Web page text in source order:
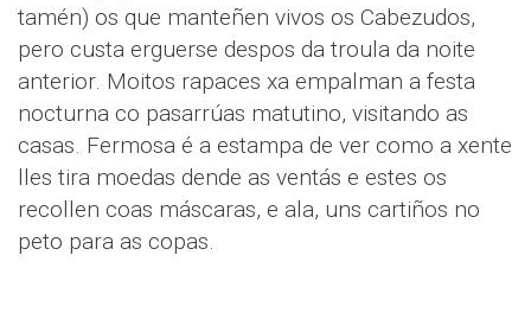
tamén) os que manteñen vivos os Cabezudos,
pero custa erguerse despos da troula da noite
anterior. Moitos rapaces xa empalman a festa
nocturna co pasarrúas matutino, visitando as
casas. Fermosa é a estampa de ver como a xente
lles tira moedas dende as ventás e estes os
recollen coas máscaras, e ala, uns cartiños no
peto para as copas.